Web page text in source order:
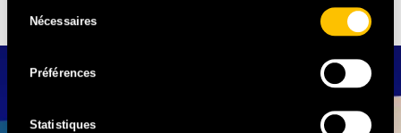
duNécessaires
Préférences
Statistiques
GAZO ET JADE
EN EXCLU DIMANCHE